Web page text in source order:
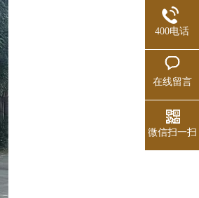
400电话
在线留言
微信扫一扫